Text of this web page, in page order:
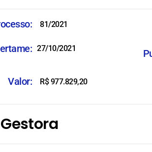
81/2021
27/10/2021
Valor: R$ 977.829,20